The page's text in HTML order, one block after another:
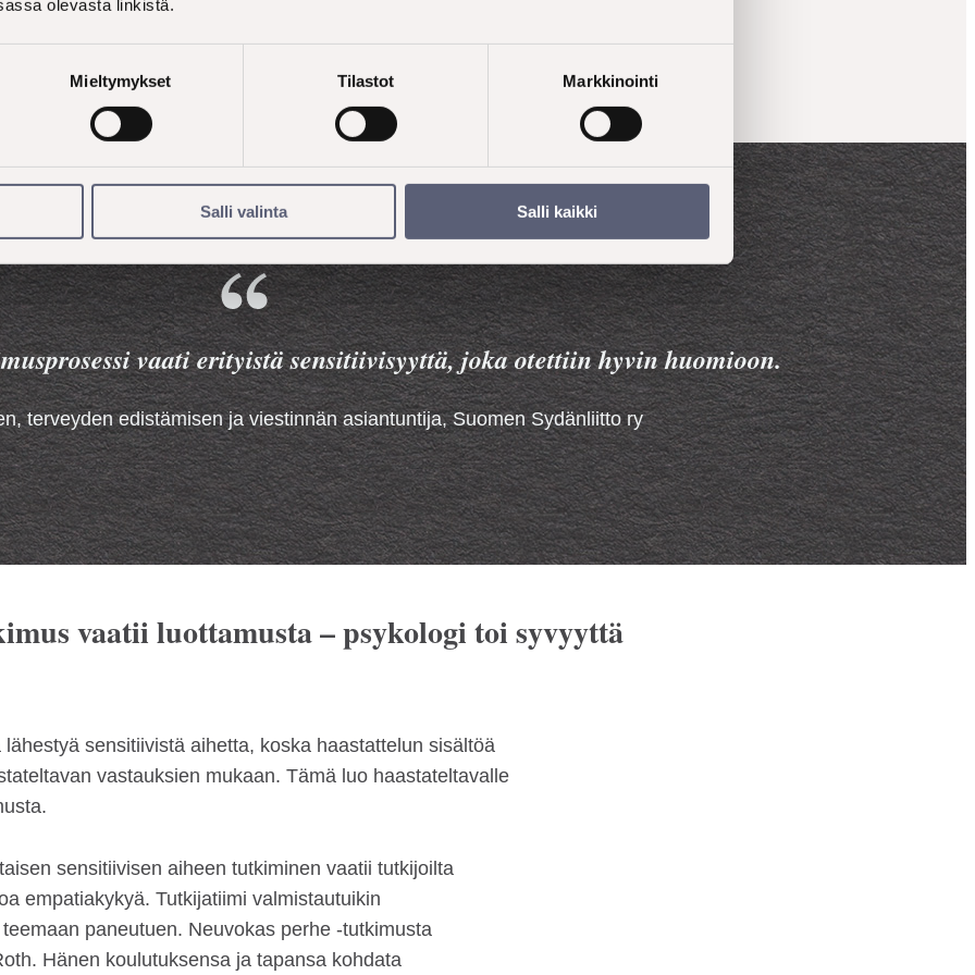
olevasta linkistä.
Mieltymykset Tilastot Markkinointi
Salli valinta Salli kaikki
myös Neuvokas perhe –palvelukokonaisuuteen sen
Pyrkimyksenä oli siis selvittää, miten tukitarjontaa
lapsiperheiden tarpeisiin.
vaati erityistä sensitiivisyyttä, joka otettiin hyvin huomioon.
terveyden edistämisen ja viestinnän asiantuntija, Suomen Sydänliitto ry
vaatii luottamusta – psykologi toi syvyyttä
sensitiivistä aihetta, koska haastattelun sisältöä
vastauksien mukaan. Tämä luo haastateltavalle
sensitiivisen aiheen tutkiminen vaatii tutkijoilta
empatiakykyä. Tutkijatiimi valmistautuikin
paneutuen. Neuvokas perhe -tutkimusta
Hänen koulutuksensa ja tapansa kohdata